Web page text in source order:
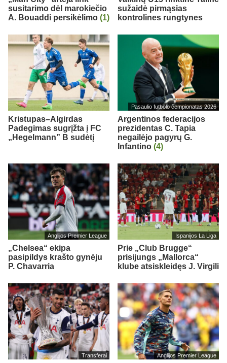
susitarimo dėl marokiečio
A. Bouaddi persikėlimo (1)
sužaidė pirmąsias
kontrolines rungtynes
Kristupas–Algirdas
Padegimas sugrįžta į FC
„Hegelmann” B sudėtį
Pasaulio futbolo čempionatas 2026
Argentinos federacijos
prezidentas C. Tapia
negailėjo pagyrų G.
Infantino (4)
Anglijos Premier League
„Chelsea“ ekipa
pasipildys krašto gynėju
P. Chavarria
Ispanijos La Liga
Prie „Club Brugge“
prisijungs „Mallorca“
klube atsiskleidęs J. Virgili
Transferai Anglijos Premier League